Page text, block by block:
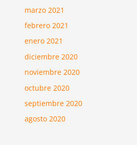
marzo 2021
febrero 2021
enero 2021
diciembre 2020
noviembre 2020
octubre 2020
septiembre 2020
agosto 2020